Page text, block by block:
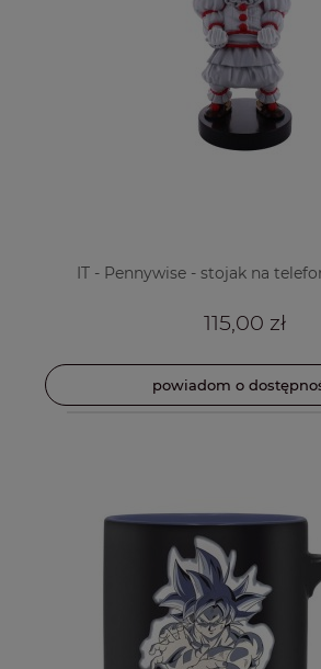
IT - Pennywise - stojak na
115,00 zł
powiadom o